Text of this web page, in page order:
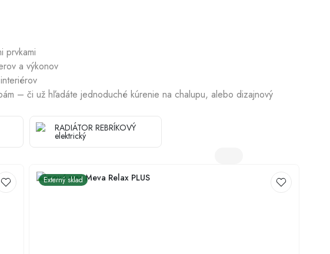
prvkami
a výkonov
– či už hľadáte jednoduché kúrenie na chalupu, alebo dizajnový
RADIÁTOR REBRÍKOVÝ
elektrický
Externý sklad
Plynová pec Meva Relax PLUS